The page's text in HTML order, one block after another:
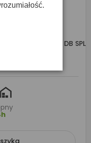
Filtrem FIR / 127 DB SPL